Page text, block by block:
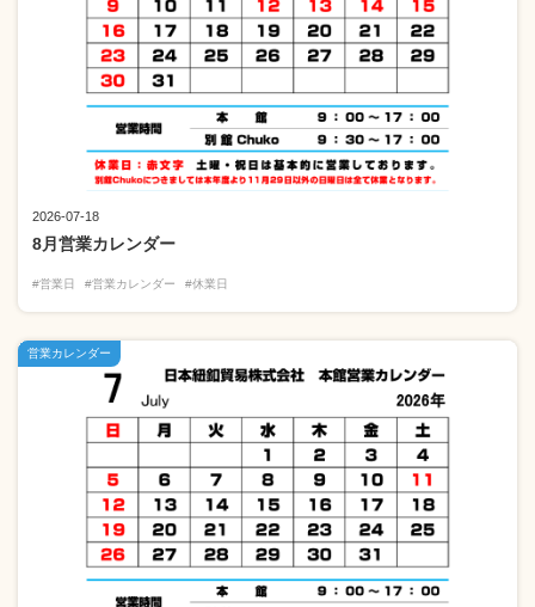
2026-07-18
8月営業カレンダー
#営業日 #営業カレンダー #休業日
営業カレンダー